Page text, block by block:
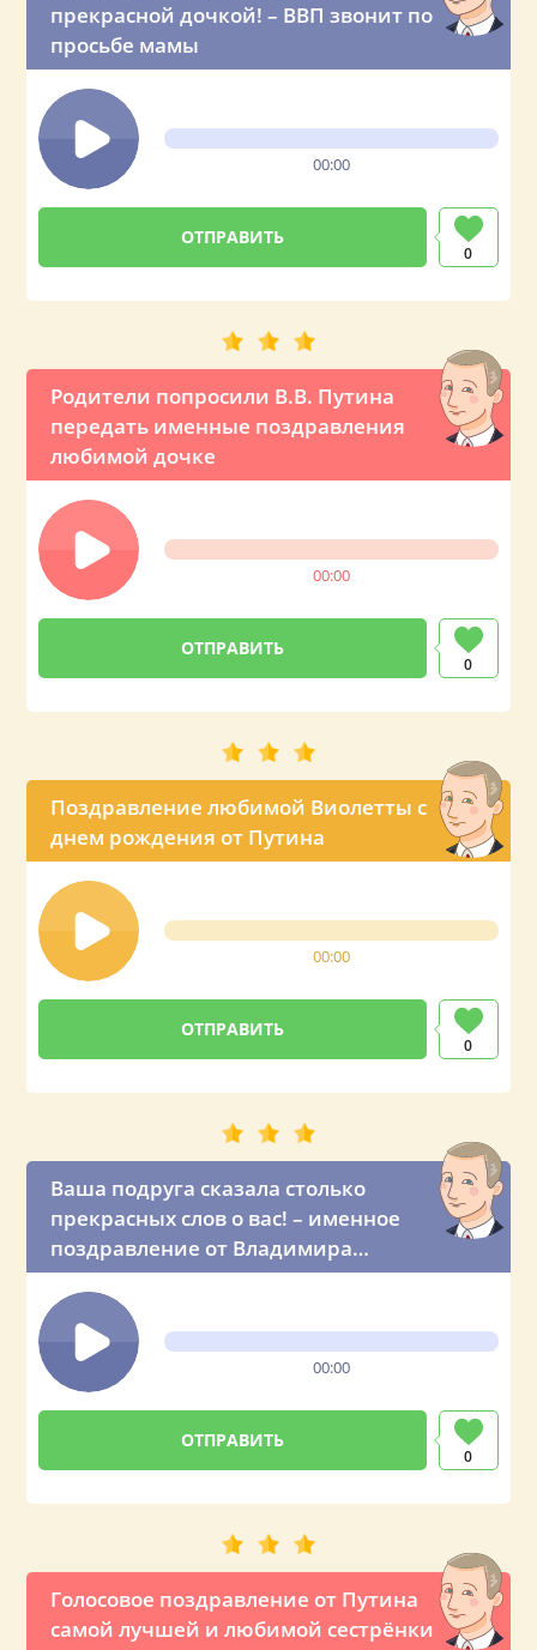
прекрасной дочкой! – ВВП звонит по
просьбе мамы
00:00
0
Родители попросили В.В. Путина
передать именные поздравления
любимой дочке
00:00
0
Поздравление любимой Виолетты с
днем рождения от Путина
00:00
0
Ваша подруга сказала столько
прекрасных слов о вас! – именное
поздравление от Владимира
Владимировича
00:00
0
Голосовое поздравление от Путина
самой лучшей и любимой сестрёнки